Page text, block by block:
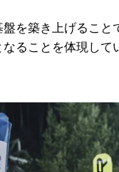
を築き上げるこ
ることを体現して